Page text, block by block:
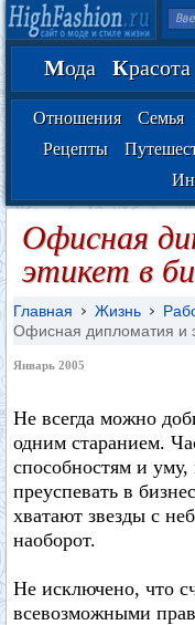
Мода Красота
Отношения Семья
Рецепты
Офисная
этикет в
Главная Жизнь
Офисная дипломатия и
Январь 2005
Не всегда можно
одним старанием.
способностям и уму,
преуспевать в
хватают звезды с
наоборот.
Не исключено, что
всевозможными